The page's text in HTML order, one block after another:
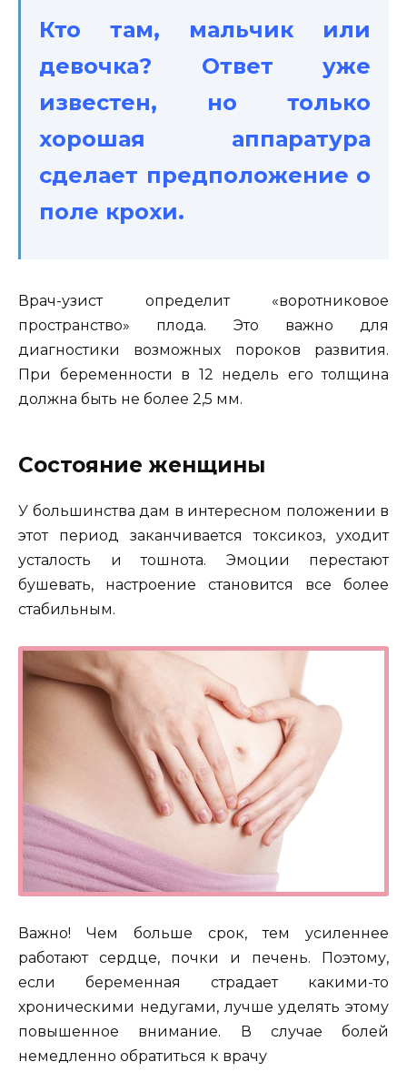
Кто там, мальчик или
девочка? Ответ уже
известен, но только
хорошая аппаратура
сделает предположение о
поле крохи.
Врач-узист определит «воротниковое
пространство» плода. Это важно для
диагностики возможных пороков развития.
При беременности в 12 недель его толщина
должна быть не более 2,5 мм.
Состояние женщины
У большинства дам в интересном положении в
этот период заканчивается токсикоз, уходит
усталость и тошнота. Эмоции перестают
бушевать, настроение становится все более
стабильным.
Важно! Чем больше срок, тем усиленнее
работают сердце, почки и печень. Поэтому,
если беременная страдает какими-то
хроническими недугами, лучше уделять этому
повышенное внимание. В случае болей
немедленно обратиться к врачу